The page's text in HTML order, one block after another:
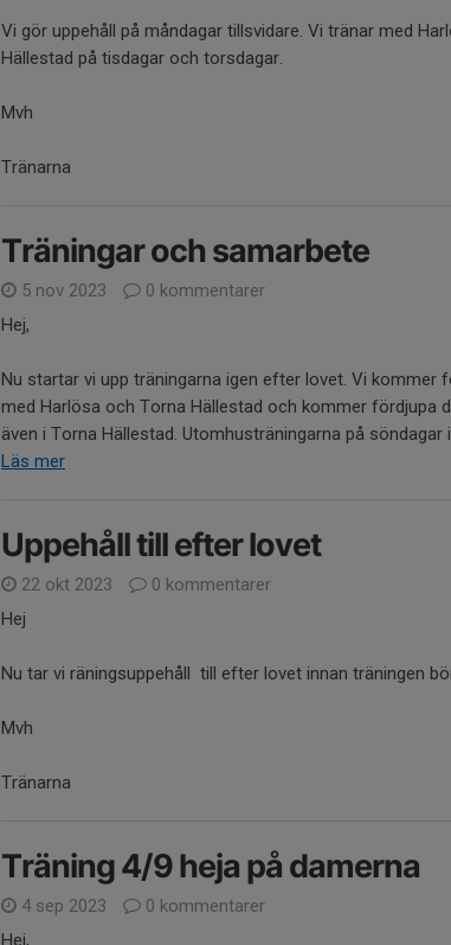
Vi gör uppehåll på måndagar tillsvidare. Vi tränar med
Hällestad på tisdagar och torsdagar.
Mvh
Tränarna
Träningar och samarbete
5 nov 2023
0 kommentarer
Hej,
Nu startar vi upp träningarna igen efter lovet. Vi kommer
med Harlösa och Torna Hällestad och kommer fördjupa
även i Torna Hällestad. Utomhusträningarna på söndagar
Läs mer
Uppehåll till efter lovet
22 okt 2023
0 kommentarer
Hej
Nu tar vi räningsuppehåll till efter lovet innan träningen
Mvh
Tränarna
Träning 4/9 heja på damerna
4 sep 2023
0 kommentarer
Hej,